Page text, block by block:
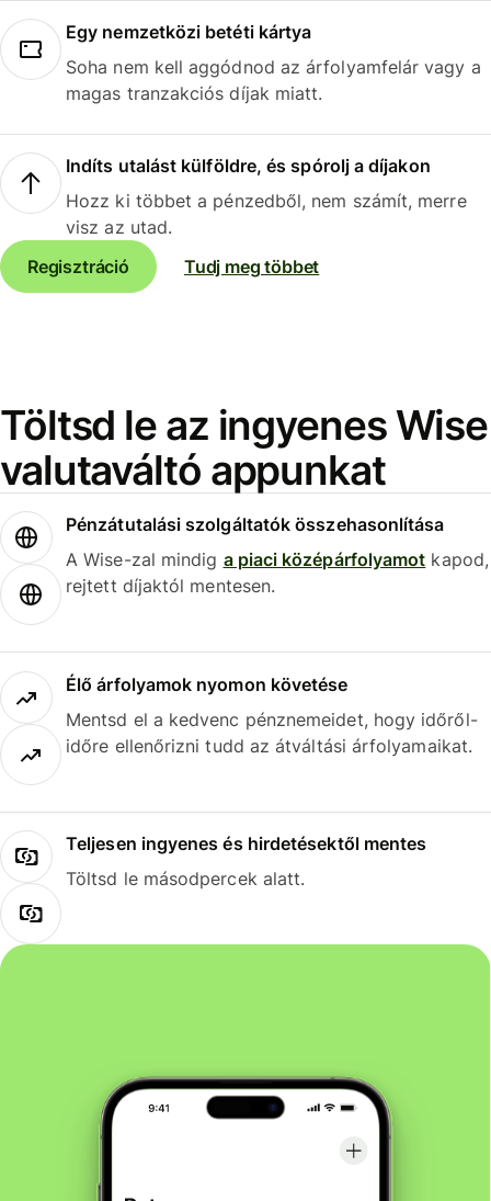
Egy nemzetközi betéti kártya
Soha nem kell aggódnod az árfolyamfelár vagy a
magas tranzakciós díjak miatt.
Indíts utalást külföldre, és spórolj a díjakon
Hozz ki többet a pénzedből, nem számít, merre
visz az utad.
Regisztráció
Tudj meg többet
Töltsd le az ingyenes Wise
valutaváltó appunkat
Pénzátutalási szolgáltatók összehasonlítása
A Wise-zal mindig a piaci középárfolyamot kapod,
rejtett díjaktól mentesen.
Élő árfolyamok nyomon követése
Mentsd el a kedvenc pénznemeidet, hogy időről-
időre ellenőrizni tudd az átváltási árfolyamaikat.
Teljesen ingyenes és hirdetésektől mentes
Töltsd le másodpercek alatt.